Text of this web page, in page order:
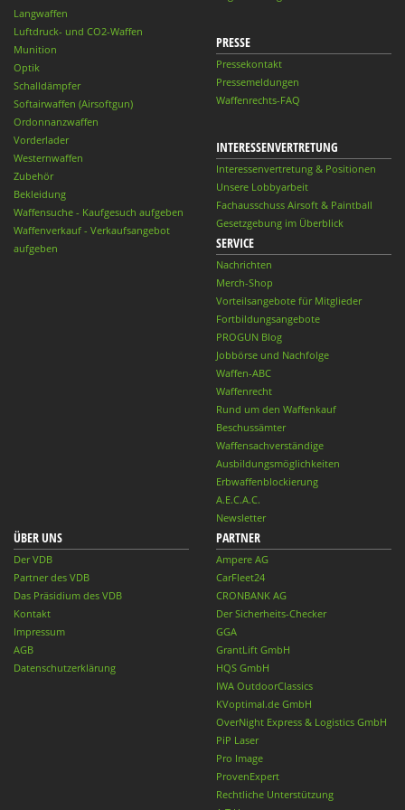
Langwaffen
Luftdruck- und CO2-Waffen
Munition
Optik
Schalldämpfer
Softairwaffen (Airsoftgun)
Ordonnanzwaffen
Vorderlader
Westernwaffen
Zubehör
Bekleidung
Waffensuche - Kaufgesuch aufgeben
Waffenverkauf - Verkaufsangebot
aufgeben
PRESSE
Pressekontakt
Pressemeldungen
Waffenrechts-FAQ
INTERESSENVERTRETUNG
Interessenvertretung & Positionen
Unsere Lobbyarbeit
Fachausschuss Airsoft & Paintball
Gesetzgebung im Überblick
SERVICE
Nachrichten
Merch-Shop
Vorteilsangebote für Mitglieder
Fortbildungsangebote
PROGUN Blog
Jobbörse und Nachfolge
Waffen-ABC
Waffenrecht
Rund um den Waffenkauf
Beschussämter
Waffensachverständige
Ausbildungsmöglichkeiten
Erbwaffenblockierung
A.E.C.A.C.
Newsletter
ÜBER UNS
Der VDB
Partner des VDB
Das Präsidium des VDB
Kontakt
Impressum
AGB
Datenschutzerklärung
PARTNER
Ampere AG
CarFleet24
CRONBANK AG
Der Sicherheits-Checker
GGA
GrantLift GmbH
HQS GmbH
IWA OutdoorClassics
KVoptimal.de GmbH
OverNight Express & Logistics GmbH
PiP Laser
Pro Image
ProvenExpert
Rechtliche Unterstützung